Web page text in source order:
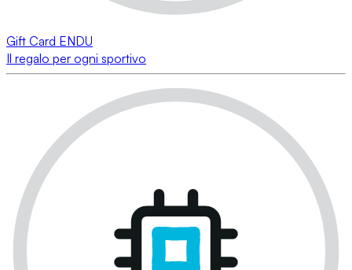
Gift Card ENDU
Il regalo per ogni sportivo